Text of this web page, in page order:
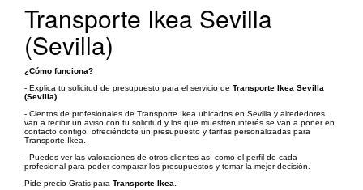
Transporte Ikea Sevilla
(Sevilla)
¿Cómo funciona?
- Explica tu solicitud de presupuesto para el servicio de Transporte Ikea Sevilla
(Sevilla)
- Cientos de profesionales de Transporte Ikea ubicados en Sevilla y alrededores
van a recibir un aviso con tu solicitud y los que muestren interés se van a poner en
contacto contigo, ofreciéndote un presupuesto y tarifas personalizadas para
Transporte Ikea.
- Puedes ver las valoraciones de otros clientes así como el perfil de cada
profesional para poder comparar los presupuestos y tomar la mejor decisión.
Pide precio Gratis para Transporte Ikea